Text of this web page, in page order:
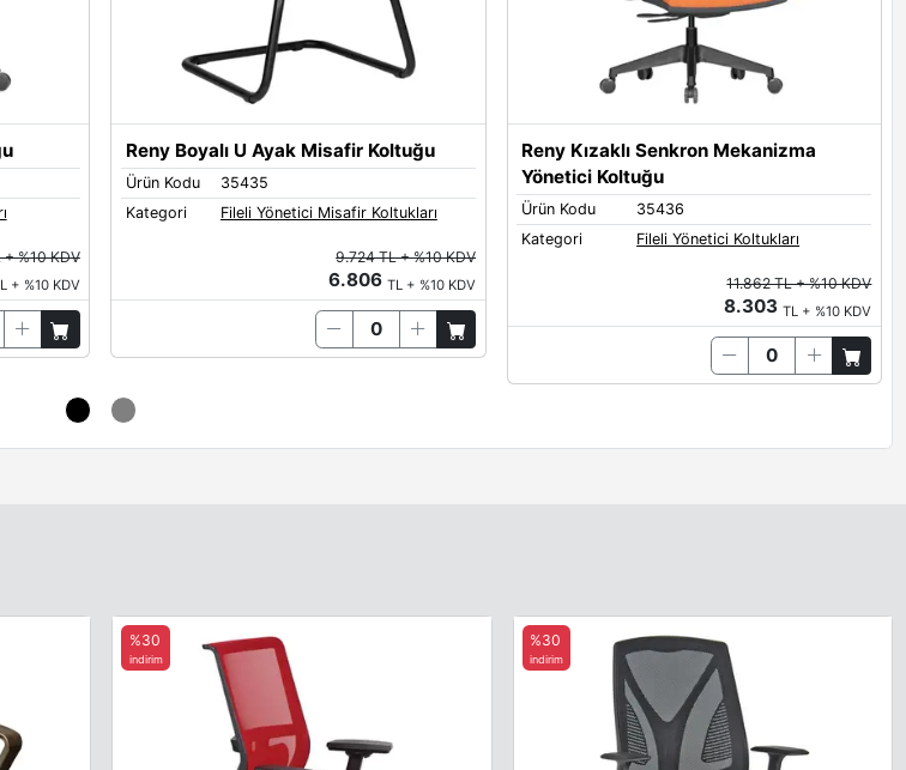
%10 KDV
+ %10 KDV
Reny Boyalı U Ayak Misafir Koltuğu
Ürün Kodu
35435
Kategori
Fileli Yönetici Misafir Koltukları
9.724 TL + %10 KDV
6.806TL + %10 KDV
Reny Kızaklı Senkron Mekanizma
Yönetici Koltuğu
Ürün Kodu
35436
Kategori
Fileli Yönetici Koltukları
11.862 TL + %10 KDV
8.303TL + %10 KDV
%30
indirim
%30
indirim